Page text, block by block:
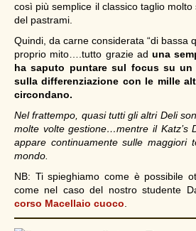
così più semplice il classico taglio
del pastrami.
Quindi, da carne considerata “di bassa
proprio mito….tutto grazie aduna
ha saputo puntare sul focus su
sulla differenziazione con le mille
circondano.
Nel frattempo, quasi tutti gli altri Deli
molte volte gestione…mentre il Katz’s
appare continuamente sulle maggiori
mondo.
NB: Ti spieghiamo come è possibile
come nel caso del nostro studente
corso Macellaio cuoco